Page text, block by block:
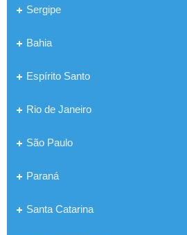
Sergipe
Bahia
Espírito Santo
Rio de Janeiro
São Paulo
Paraná
Santa Catarina